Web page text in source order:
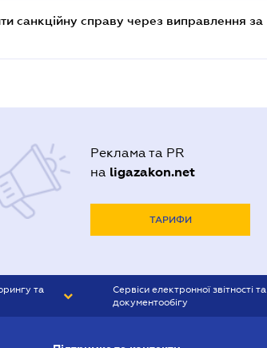
санкційну справу через виправлення за
Реклама та PR
на ligazakon.net
ТАРИФИ
та
Сервіси електронної звітності та
документообігу